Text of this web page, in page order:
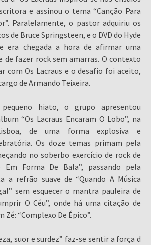
e assinou o tema “Canção Para
Paralelamente, o pastor adquiriu os
de Bruce Springsteen, e o DVD do Hyde
era chegada a hora de afirmar uma
de fazer rock sem amarras. O contexto
com Os Lacraus e o desafio foi aceito,
de Armando Teixeira.
hiato, o grupo apresentou
“Os Lacraus Encaram O Lobo”, na
de uma forma explosiva e
Os doze temas primam pela
no soberbo exercício de rock de
Forma De Bala”, passando pela
a refrão suave de “Quando A Música
sem esquecer o mantra pauleira de
O Céu”, onde há uma citação de
Zé: “Complexo De Épico”.
suor e surdez” faz-se sentir a força d